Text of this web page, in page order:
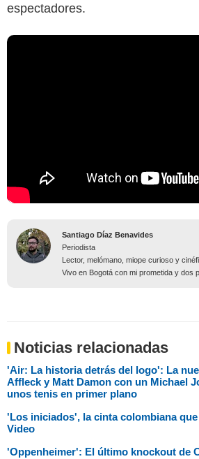
espectadores.
Santiago Díaz Benavides
Periodista
Lector, melómano, miope curioso y
Vivo en Bogotá con mi prometida y dos
Noticias relacionadas
'Air: La historia detrás del logo': La
Affleck y Matt Damon con un Michael
unos tenis en primer plano
'Los iniciados', la cinta colombiana
Video
'Oppenheimer': El último knockout de